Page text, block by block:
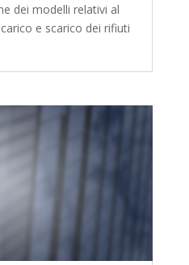
dei modelli relativi al
e scarico dei rifiuti